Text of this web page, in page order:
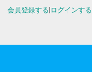
会員登録する ログインする